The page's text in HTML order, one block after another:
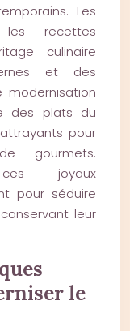
Les
les recettes
culinaire
et des
modernisation
des plats du
pour
gourmets.
joyaux
pour séduire
leur
le